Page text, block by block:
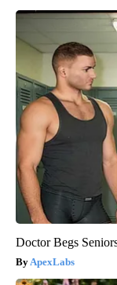
Doctor Begs
ApexLabs